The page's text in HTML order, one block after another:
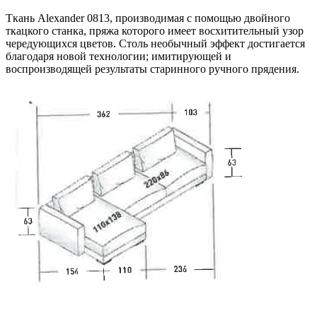
Ткань Alexander 0813, производимая с помощью двойного
ткацкого станка, пряжа которого имеет восхитительный узор
чередующихся цветов. Столь необычный эффект достигается
благодаря новой технологии; имитирующей и
воспроизводящей результаты старинного ручного прядения.